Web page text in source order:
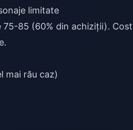
limitate
85 (60% din achiziții).
mai rău caz)